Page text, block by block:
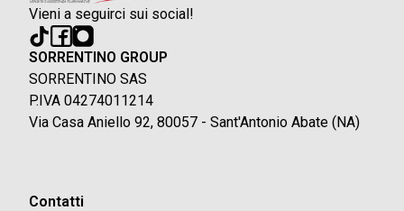
Vieni a seguirci sui social!
SORRENTINO GROUP
SORRENTINO SAS
P.IVA 04274011214
Via Casa Aniello 92, 80057 - Sant'Antonio Abate (NA)
Contatti